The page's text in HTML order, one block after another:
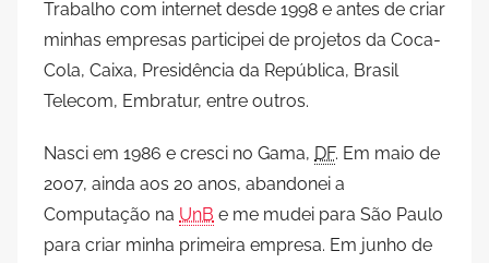
Trabalho com internet desde 1998 e antes de criar
minhas empresas participei de projetos da Coca-
Cola, Caixa, Presidência da República, Brasil
Telecom, Embratur, entre outros.
Nasci em 1986 e cresci no Gama, DF. Em maio de
2007, ainda aos 20 anos, abandonei a
Computação na UnB e me mudei para São Paulo
para criar minha primeira empresa. Em junho de